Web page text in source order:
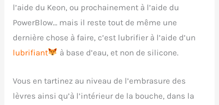
l’aide du Keon, ou prochainement à l’aide du
PowerBlow… mais il reste tout de même une
dernière chose à faire, c’est lubrifier à l’aide d’un
lubrifiant
à base d’eau, et non de silicone.
Vous en tartinez au niveau de l’embrasure des
lèvres ainsi qu’à l’intérieur de la bouche, dans la